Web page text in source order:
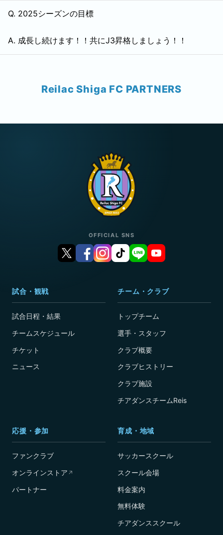
Q. 2025シーズンの目標
A. 成長し続けます！！共にJ3昇格しましょう！！
Reilac Shiga FC PARTNERS
OFFICIAL SNS
試合・観戦
試合日程・結果
チームスケジュール
チケット
ニュース
チーム・クラブ
トップチーム
選手・スタッフ
クラブ概要
クラブヒストリー
クラブ施設
チアダンスチームReis
応援・参加
ファンクラブ
オンラインストア ↗
パートナー
育成・地域
サッカースクール
スクール会場
料金案内
無料体験
チアダンススクール